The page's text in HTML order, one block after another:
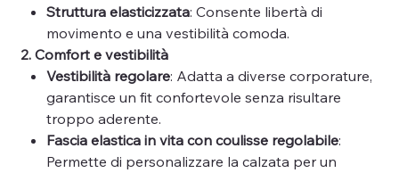
Struttura elasticizzata: Consente libertà di
movimento e una vestibilità comoda.
2. Comfort e vestibilità
Vestibilità regolare: Adatta a diverse corporature,
garantisce un fit confortevole senza risultare
troppo aderente.
Fascia elastica in vita con coulisse regolabile:
Permette di personalizzare la calzata per un